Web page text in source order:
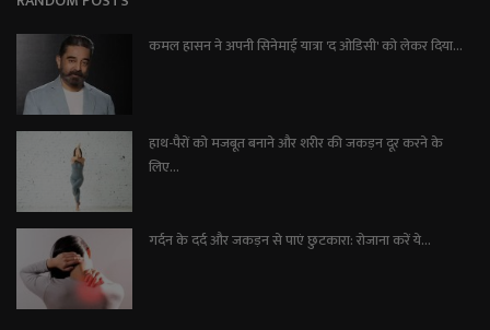
कमल हासन ने अपनी सिनेमाई यात्रा 'द ओडिसी' को लेकर दिया...
हाथ-पैरों को मजबूत बनाने और शरीर की जकड़न दूर करने के
लिए...
गर्दन के दर्द और जकड़न से पाएं छुटकारा: रोजाना करें ये...